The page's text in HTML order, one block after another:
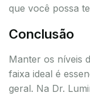
que você possa
Conclusão
Manter os níveis
faixa ideal é
geral. Na Dr.